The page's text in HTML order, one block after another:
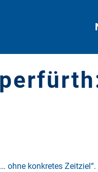
ohne konkretes